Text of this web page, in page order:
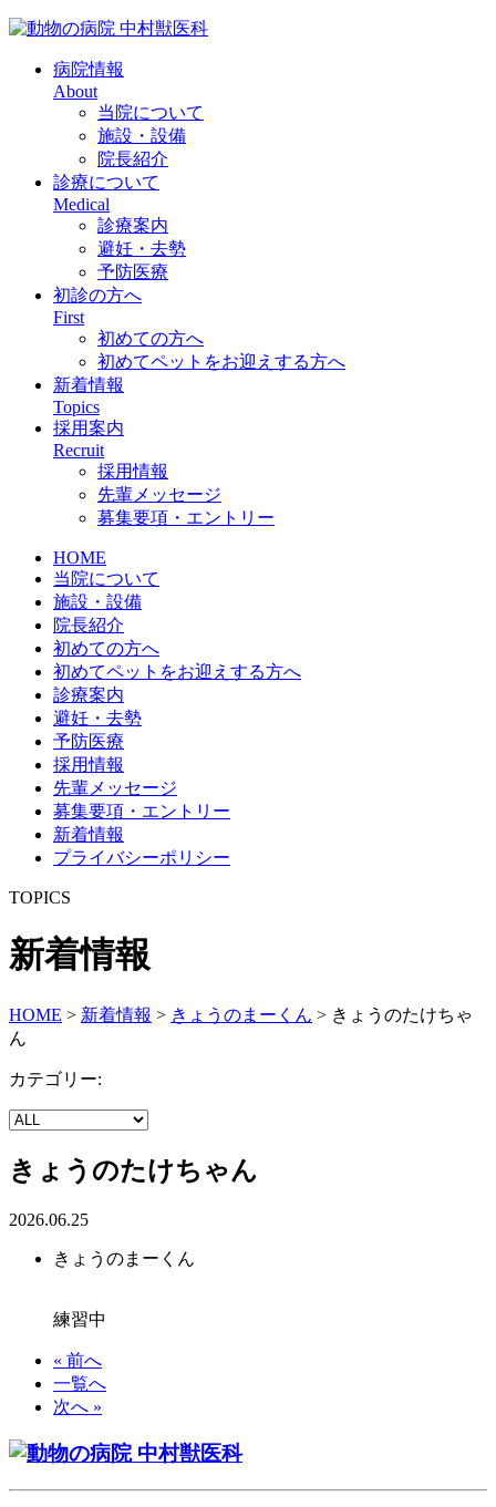
病院情報
About
当院について
施設・設備
院長紹介
診療について
Medical
診療案内
避妊・去勢
予防医療
初診の方へ
First
初めての方へ
初めてペットをお迎えする方へ
新着情報
Topics
採用案内
Recruit
採用情報
先輩メッセージ
募集要項・エントリー
HOME
当院について
施設・設備
院長紹介
初めての方へ
初めてペットをお迎えする方へ
診療案内
避妊・去勢
予防医療
採用情報
先輩メッセージ
募集要項・エントリー
新着情報
プライバシーポリシー
TOPICS
新着情報
HOME > 新着情報 > きょうのまーくん > きょうのたけちゃ
ん
カテゴリー:
きょうのたけちゃん
2026.06.25
きょうのまーくん
練習中
« 前へ
一覧へ
次へ »